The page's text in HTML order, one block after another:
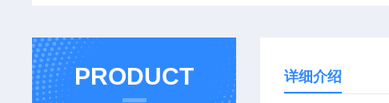
PRODUCT 详细介绍